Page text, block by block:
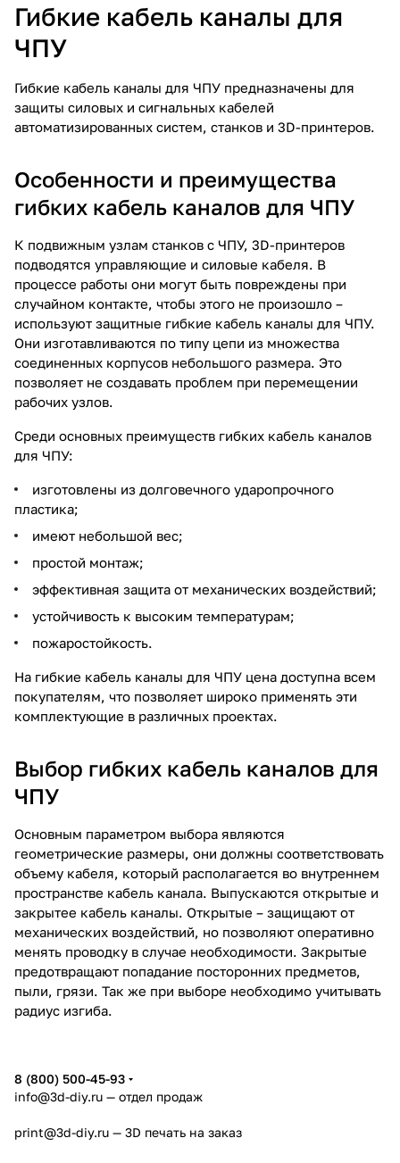
Гибкие кабель каналы для
ЧПУ
Гибкие кабель каналы для ЧПУ предназначены для
защиты силовых и сигнальных кабелей
автоматизированных систем, станков и 3D-принтеров.
Особенности и преимущества
гибких кабель каналов для ЧПУ
К подвижным узлам станков с ЧПУ, 3D-принтеров
подводятся управляющие и силовые кабеля. В
процессе работы они могут быть повреждены при
случайном контакте, чтобы этого не произошло –
используют защитные гибкие кабель каналы для ЧПУ.
Они изготавливаются по типу цепи из множества
соединенных корпусов небольшого размера. Это
позволяет не создавать проблем при перемещении
рабочих узлов.
Среди основных преимуществ гибких кабель каналов
для ЧПУ:
изготовлены из долговечного ударопрочного
пластика;
имеют небольшой вес;
простой монтаж;
эффективная защита от механических воздействий;
устойчивость к высоким температурам;
пожаростойкость.
На гибкие кабель каналы для ЧПУ цена доступна всем
покупателям, что позволяет широко применять эти
комплектующие в различных проектах.
Выбор гибких кабель каналов для
ЧПУ
Основным параметром выбора являются
геометрические размеры, они должны соответствовать
объему кабеля, который располагается во внутреннем
пространстве кабель канала. Выпускаются открытые и
закрытее кабель каналы. Открытые – защищают от
механических воздействий, но позволяют оперативно
менять проводку в случае необходимости. Закрытые
предотвращают попадание посторонних предметов,
пыли, грязи. Так же при выборе необходимо учитывать
радиус изгиба.
8 (800) 500-45-93
info@3d-diy.ru — отдел продаж
print@3d-diy.ru — 3D печать на заказ